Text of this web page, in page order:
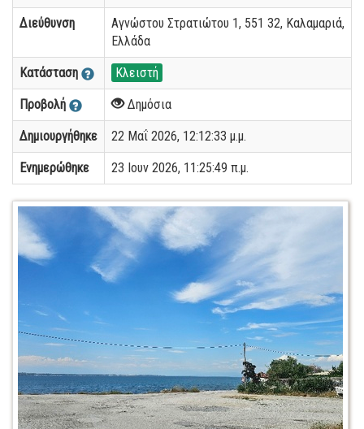
Διεύθυνση
Αγνώστου Στρατιώτου 1, 551 32, Καλαμαριά,
Ελλάδα
Κατάσταση Κλειστή
Προβολή Δημόσια
Δημιουργήθηκε 22 Μαΐ 2026, 12:12:33 μ.μ.
Ενημερώθηκε 23 Ιουν 2026, 11:25:49 π.μ.